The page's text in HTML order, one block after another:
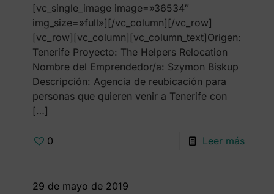
[vc_single_image image=»36534″
img_size=»full»][/vc_column][/vc_row]
[vc_row][vc_column][vc_column_text]Origen:
Tenerife Proyecto: The Helpers Relocation
Nombre del Emprendedor/a: Szymon Biskup
Descripción: Agencia de reubicación para
personas que quieren venir a Tenerife con
[…]
0 Leer más
29 de mayo de 2019